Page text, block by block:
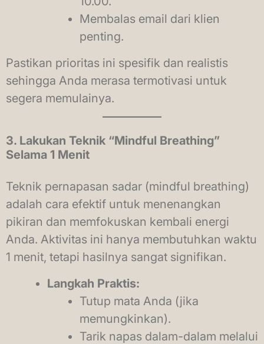
Membalas email dari klien
penting.
Pastikan prioritas ini spesifik dan realistis
sehingga Anda merasa termotivasi untuk
segera memulainya.
3. Lakukan Teknik “Mindful Breathing”
Selama 1 Menit
Teknik pernapasan sadar (mindful breathing)
adalah cara efektif untuk menenangkan
pikiran dan memfokuskan kembali energi
Anda. Aktivitas ini hanya membutuhkan waktu
1 menit, tetapi hasilnya sangat signifikan.
Langkah Praktis:
Tutup mata Anda (jika
memungkinkan).
Tarik napas dalam-dalam melalui